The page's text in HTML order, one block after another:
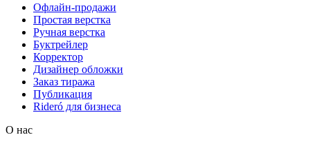
Офлайн-продажи
Простая верстка
Ручная верстка
Буктрейлер
Корректор
Дизайнер обложки
Заказ тиража
Публикация
Rideró для бизнеса
О нас